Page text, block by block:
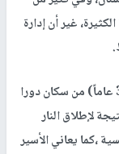
غير أن إدارة
وذكرت الهيئة، أن الاسير ممدوح يوسف عمرو (30 عاماً) من سكان دورا
لإطلاق النار
،كما يعاني الأسير